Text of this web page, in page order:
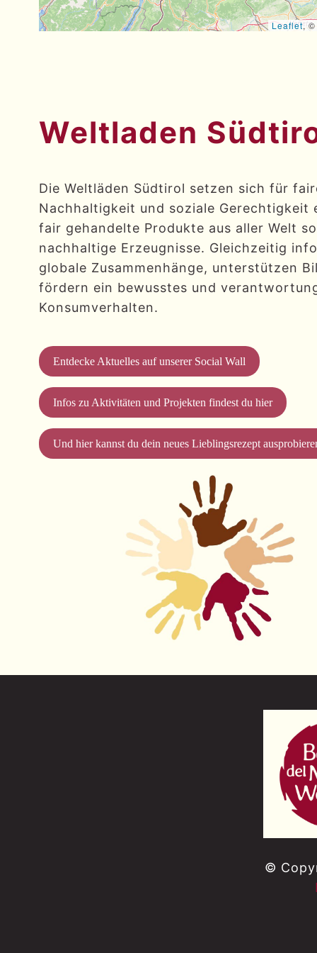
Leaflet,
Weltladen
Die Weltläden Südtirol setzen sich für
Nachhaltigkeit und soziale Gerechtigkeit
fair gehandelte Produkte aus aller Welt
nachhaltige Erzeugnisse. Gleichzeitig
globale Zusammenhänge, unterstützen
fördern ein bewusstes und
Konsumverhalten.
Entdecke Aktuelles auf unserer Social Wall
Infos zu Aktivitäten und Projekten findest du hier
Und hier kannst du dein neues Lieblingsrezept
©